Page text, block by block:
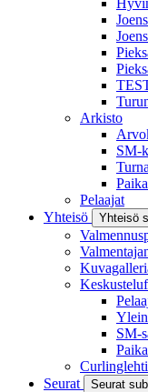
Arkisto
SM-
Pelaajat
Yhteisö
Yhteisö
SM-
Curlinglehti
Seurat
Seurat